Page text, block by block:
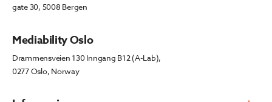
gate 30, 5008 Bergen
Mediability Oslo
Drammensveien 130 Inngang B12 (A-Lab),
0277 Oslo, Norway